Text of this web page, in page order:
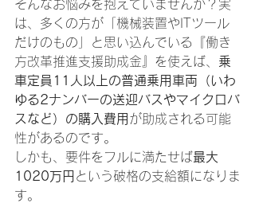
そんなお悩みを抱えていませんか？実
は、多くの方が「機械装置やITツール
だけのもの」と思い込んでいる『働き
方改革推進支援助成金』を使えば、 乗
車定員11人以上の普通乗用車両（いわ
ゆる2ナンバーの送迎バスやマイクロバ
スなど）の購入費用 が助成される可能
性があるのです。
しかも、要件をフルに満たせば最大
1020万円 という破格の支給額になりま
す。